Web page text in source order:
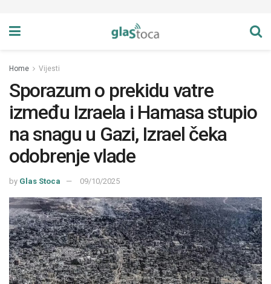
Home Vijesti
Sporazum o prekidu vatre
između Izraela i Hamasa stupio
na snagu u Gazi, Izrael čeka
odobrenje vlade
by Glas Stoca 09/10/2025